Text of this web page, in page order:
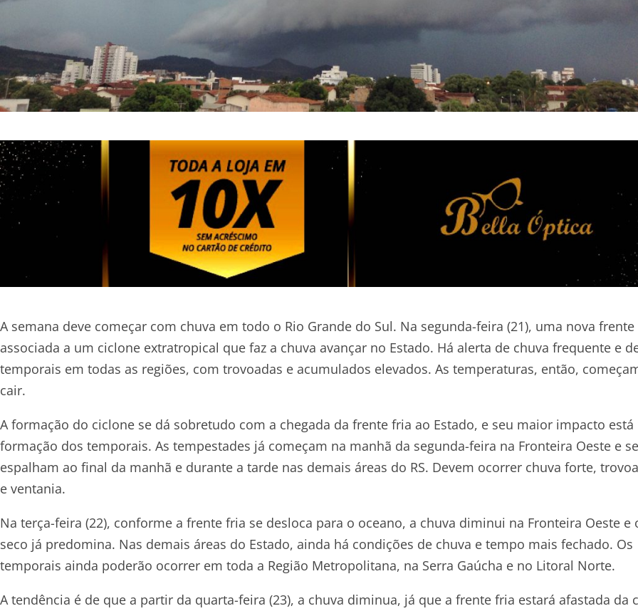
A semana deve começar com chuva em todo o Rio Grande do Sul. Na segunda-feira (21), uma nova
associada a um ciclone extratropical que faz a chuva avançar no Estado. Há alerta de chuva frequente e
temporais em todas as regiões, com trovoadas e acumulados elevados. As temperaturas, então,
cair.
A formação do ciclone se dá sobretudo com a chegada da frente fria ao Estado, e seu maior impacto está
formação dos temporais. As tempestades já começam na manhã da segunda-feira na Fronteira Oeste e se
espalham ao final da manhã e durante a tarde nas demais áreas do RS. Devem ocorrer chuva forte,
e ventania.
Na terça-feira (22), conforme a frente fria se desloca para o oceano, a chuva diminui na Fronteira Oeste e
seco já predomina. Nas demais áreas do Estado, ainda há condições de chuva e tempo mais fechado. Os
temporais ainda poderão ocorrer em toda a Região Metropolitana, na Serra Gaúcha e no Litoral Norte.
A tendência é de que a partir da quarta-feira (23), a chuva diminua, já que a frente fria estará afastada da